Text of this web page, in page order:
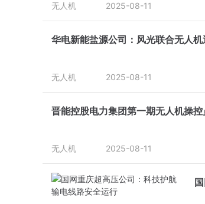
无人机 2025-08-11
华电新能盐源公司：风光联合无人
无人机 2025-08-11
晋能控股电力集团第一期无人机操
无人机 2025-08-11